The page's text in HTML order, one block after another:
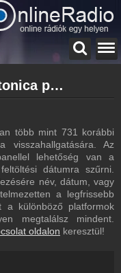
Balatonica archívum - Balatonica podcasts - Balatonica visszahallgatás
több mint 731 korábbi
visszahallgatására. Az
lehetőség van a
dátumra szűrni.
név, dátum, vagy
a legfrissebb
a különböző platformok
megtalálsz mindent.
oldalon keresztül!